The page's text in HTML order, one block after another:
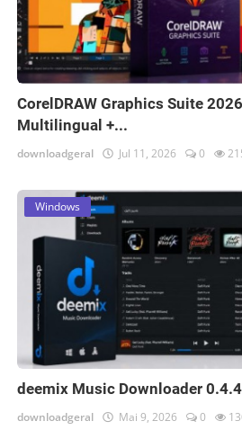
CorelDRAW Graphics Suite
Multilingual +...
downloadgeral Jul 11, 2026 0
Windows
deemix Music Downloader
downloadgeral Mai 9, 2026 0